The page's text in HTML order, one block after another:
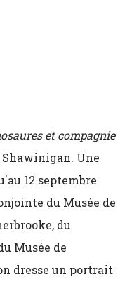
et compagnie
Shawinigan. Une
12 septembre
du Musée de
du
Musée de
dresse un portrait